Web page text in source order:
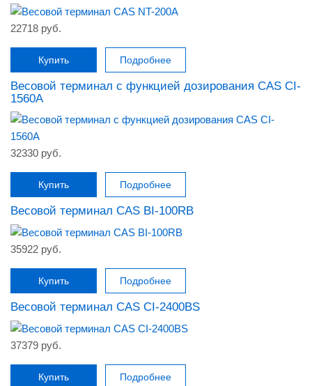
22718 руб.
Купить Подробнее
Весовой терминал с функцией дозирования CAS CI-
1560A
32330 руб.
Купить Подробнее
Весовой терминал CAS BI-100RB
35922 руб.
Купить Подробнее
Весовой терминал CAS CI-2400BS
37379 руб.
Купить Подробнее